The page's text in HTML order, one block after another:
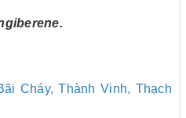
Cháy, Thành Vinh, Thạch